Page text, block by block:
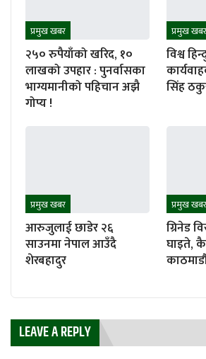
प्रमुख खबर
२५० रुपैयाँको खरिद, १०
लाखको उपहार : पुनर्वासका
भाग्यमानीको पहिचान अझै
गोप्य !
प्रमुख खबर
विश्व
सिंह
प्रमुख खबर
आरुजुलाई छाडेर २६
साउनमा नेपाल आउँदै
शेरबहादुर
प्रमुख खबर
ग्रिनेड
घाइते,
LEAVE A REPLY